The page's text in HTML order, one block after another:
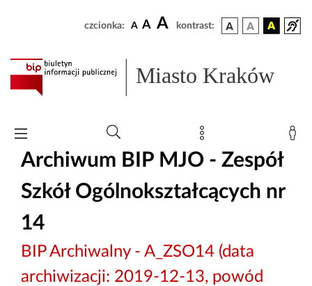
czcionka: A A A kontrast:
Miasto Kraków
Archiwum BIP MJO - Zespół
Szkół Ogólnokształcących nr
14
BIP Archiwalny - A_ZSO14 (data
archiwizacji: 2019-12-13, powód